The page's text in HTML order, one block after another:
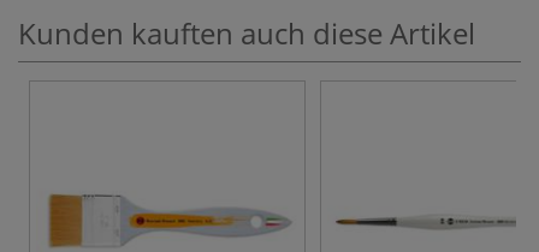
Kunden kauften auch diese Artikel